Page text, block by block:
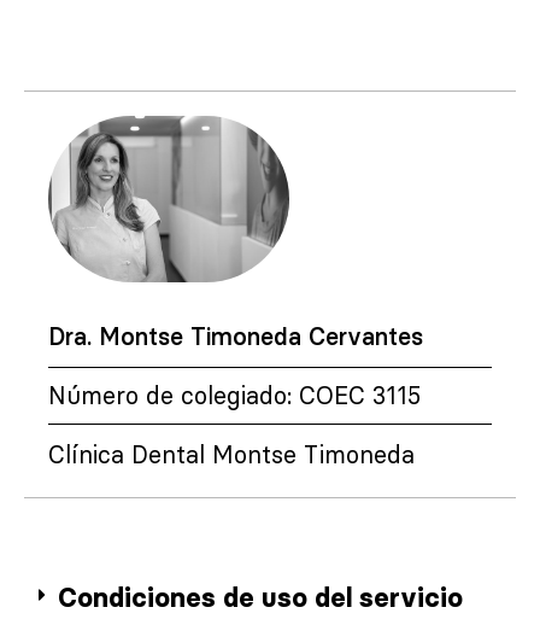
Dra. Montse Timoneda Cervantes
Número de colegiado: COEC 3115
Clínica Dental Montse Timoneda
Condiciones de uso del servicio